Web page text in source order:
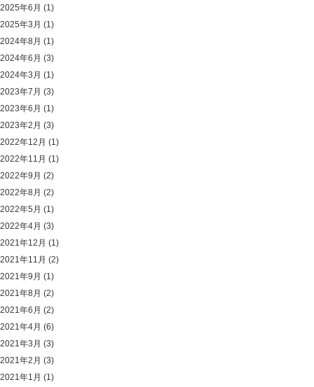
2025年6月 (1)
2025年3月 (1)
2024年8月 (1)
2024年6月 (3)
2024年3月 (1)
2023年7月 (3)
2023年6月 (1)
2023年2月 (3)
2022年12月 (1)
2022年11月 (1)
2022年9月 (2)
2022年8月 (2)
2022年5月 (1)
2022年4月 (3)
2021年12月 (1)
2021年11月 (2)
2021年9月 (1)
2021年8月 (2)
2021年6月 (2)
2021年4月 (6)
2021年3月 (3)
2021年2月 (3)
2021年1月 (1)